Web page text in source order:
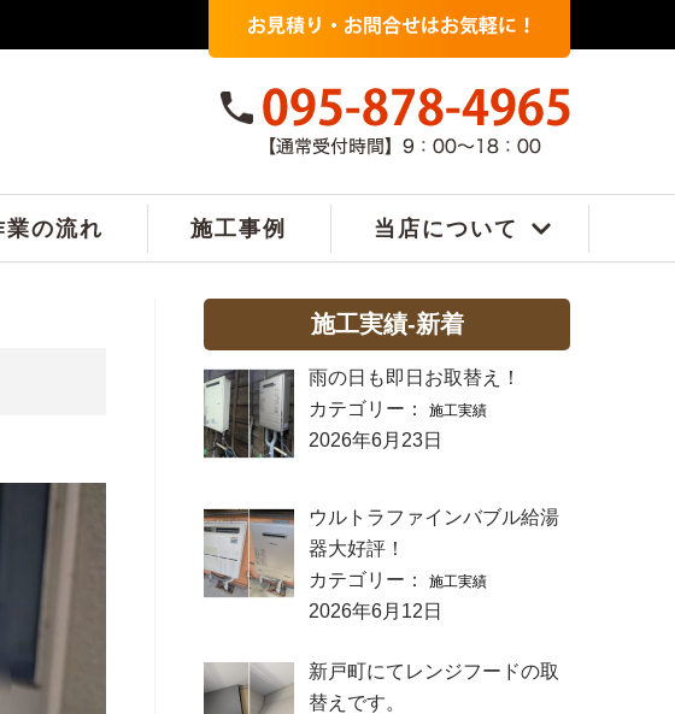
業の流れ 施工事例 当店について
施工実績-新着
雨の日も即日お取替え！
カテゴリー：
施工実績
2026年6月23日
ウルトラファインバブル給湯
器大好評！
カテゴリー：
施工実績
2026年6月12日
新戸町にてレンジフードの取
替えです。